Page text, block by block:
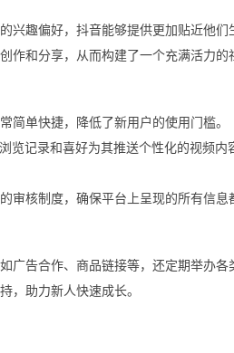
兴趣偏好，抖音能够提供更加贴近他
和分享，从而构建了一个充满活力的
简单快捷，降低了新用户的使用门槛。
览记录和喜好为其推送个性化的视频内
审核制度，确保平台上呈现的所有信息
广告合作、商品链接等，还定期举办
，助力新人快速成长。